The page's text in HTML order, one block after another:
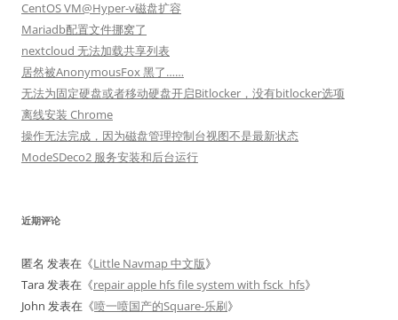
CentOS VM@Hyper-v磁盘扩容
Mariadb配置文件挪窝了
nextcloud 无法加载共享列表
居然被AnonymousFox 黑了……
无法为固定硬盘或者移动硬盘开启Bitlocker，没有bitlocker选项
离线安装 Chrome
操作无法完成，因为磁盘管理控制台视图不是最新状态
ModeSDeco2 服务安装和后台运行
近期评论
匿名 发表在《Little Navmap 中文版》
Tara发表在《repair apple hfs file system with fsck_hfs》
John 发表在《喷一喷国产的Square-乐刷》